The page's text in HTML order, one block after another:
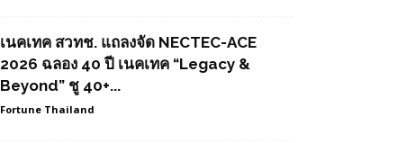
เนคเทค สวทช. แถลงจัด NECTEC-ACE
2026 ฉลอง 40 ปี เนคเทค “Legacy &
Beyond” ชู 40+...
Fortune Thailand